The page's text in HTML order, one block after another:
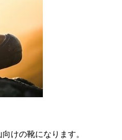
けの靴になります。